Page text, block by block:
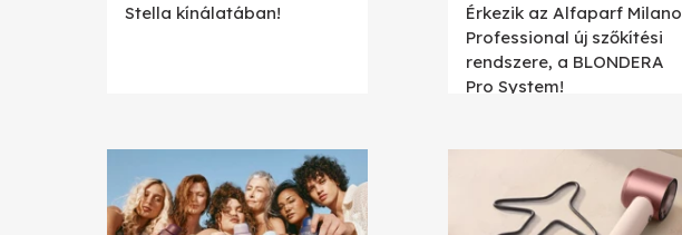
Stella kínálatában!
Érkezik az Alfaparf Milano
Professional új szőkítési
rendszere, a BLONDERA
Pro System!